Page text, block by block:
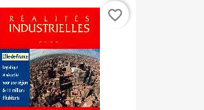
favorite_border